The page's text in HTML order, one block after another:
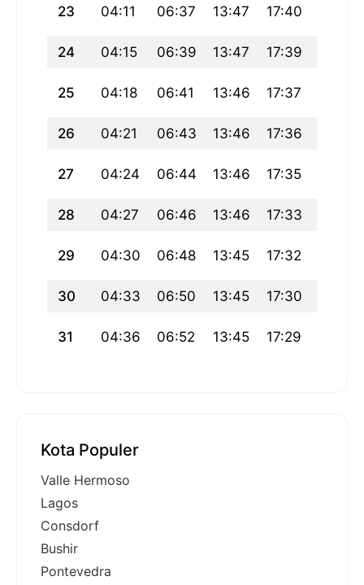
23 04:11 06:37 13:47 17:40
24 04:15 06:39 13:47 17:39
25 04:18 06:41 13:46 17:37
26 04:21 06:43 13:46 17:36
27 04:24 06:44 13:46 17:35
28 04:27 06:46 13:46 17:33
29 04:30 06:48 13:45 17:32
30 04:33 06:50 13:45 17:30
31 04:36 06:52 13:45 17:29
Kota Populer
Valle Hermoso
Lagos
Consdorf
Bushir
Pontevedra